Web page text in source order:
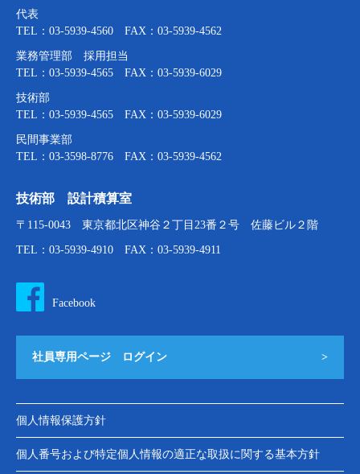
代表
TEL：03-5939-4560 FAX：03-5939-4562
業務管理部 採用担当
TEL：03-5939-4565 FAX：03-5939-6029
技術部
TEL：03-5939-4565 FAX：03-5939-6029
民間事業部
TEL：03-3598-8776 FAX：03-5939-4562
技術部 設計積算室
〒115-0043 東京都北区神谷２丁目23番２号 佐藤ビル２階
TEL：03-5939-4910 FAX：03-5939-4911
Facebook
社員専用ページ ログイン >
個人情報保護方針
個人番号および特定個人情報の適正な取扱に関する基本方針